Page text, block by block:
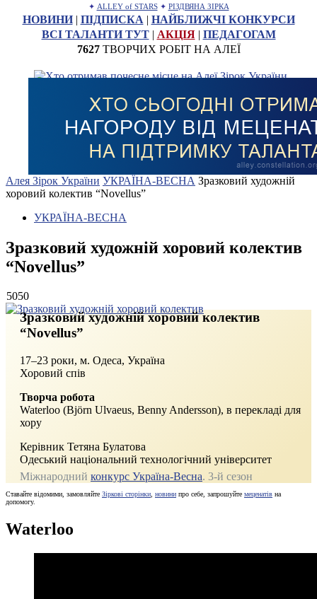
✦ ALLEY of STARS ✦ РІЗДВЯНА ЗІРКА
НОВИНИ| ПІДПИСКА | НАЙБЛИЖЧІ КОНКУРСИ
ВСІ ТАЛАНТИ ТУТ| АКЦІЯ| ПЕДАГОГАМ
7627ТВОРЧИХ РОБІТ НА АЛЕЇ
Алея Зірок України УКРАЇНА-ВЕСНА Зразковий художній
хоровий колектив “Novellus”
УКРАЇНА-ВЕСНА
Зразковий художній хоровий колектив
“Novellus”
5050
Зразковий художній хоровий колектив
“Novellus”
17–23 роки, м. Одеса, Україна
Хоровий спів
Творча робота
Waterloo (Björn Ulvaeus, Benny Andersson), в перекладі для
хору
Керівник Тетяна Булатова
Одеський національний технологічний університет
Міжнародний конкурс Україна-Весна. 3‑й сезон
Ставайте відомими, замовляйте Зіркові сторінки новини про себе, запрошуйте меценатів на
допомогу.
Waterloo